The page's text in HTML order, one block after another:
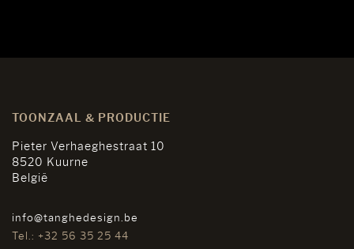
TOONZAAL & PRODUCTIE
Pieter Verhaeghestraat 10
8520 Kuurne
België
info@tanghedesign.be
Tel.: +32 56 35 25 44